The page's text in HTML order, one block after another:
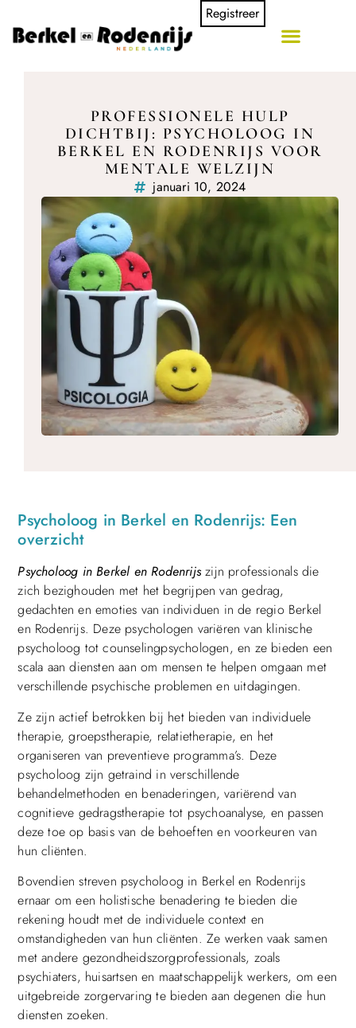
Registreer
PROFESSIONELE HULP
DICHTBIJ: PSYCHOLOOG IN
BERKEL EN RODENRIJS VOOR
MENTALE WELZIJN
januari 10, 2024
Psycholoog in Berkel en Rodenrijs: Een
overzicht
Psycholoog in Berkel en Rodenrijszijn professionals die
zich bezighouden met het begrijpen van gedrag,
gedachten en emoties van individuen in de regio Berkel
en Rodenrijs. Deze psychologen variëren van klinische
psycholoog tot counselingpsychologen, en ze bieden een
scala aan diensten aan om mensen te helpen omgaan met
verschillende psychische problemen en uitdagingen.
Ze zijn actief betrokken bij het bieden van individuele
therapie, groepstherapie, relatietherapie, en het
organiseren van preventieve programma’s. Deze
psycholoog zijn getraind in verschillende
behandelmethoden en benaderingen, variërend van
cognitieve gedragstherapie tot psychoanalyse, en passen
deze toe op basis van de behoeften en voorkeuren van
hun cliënten.
Bovendien streven psycholoog in Berkel en Rodenrijs
ernaar om een holistische benadering te bieden die
rekening houdt met de individuele context en
omstandigheden van hun cliënten. Ze werken vaak samen
met andere gezondheidszorgprofessionals, zoals
psychiaters, huisartsen en maatschappelijk werkers, om een
uitgebreide zorgervaring te bieden aan degenen die hun
diensten zoeken.